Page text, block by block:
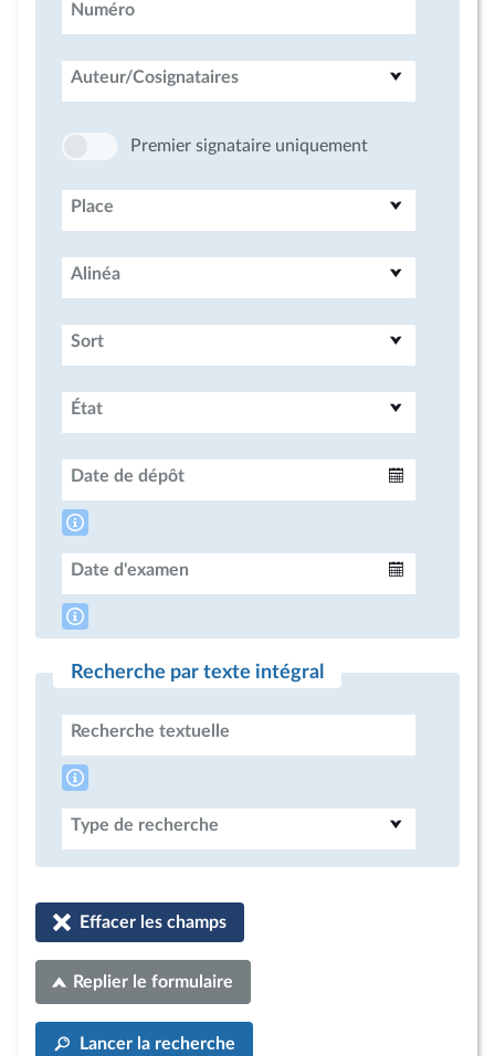
Numéro
Auteur/Cosignataires
Premier signataire uniquement
Place
Alinéa
Sort
État
Date de dépôt
Date d'examen
Recherche par texte intégral
Recherche textuelle
Type de recherche
Effacer les champs
Replier le formulaire
Lancer la recherche